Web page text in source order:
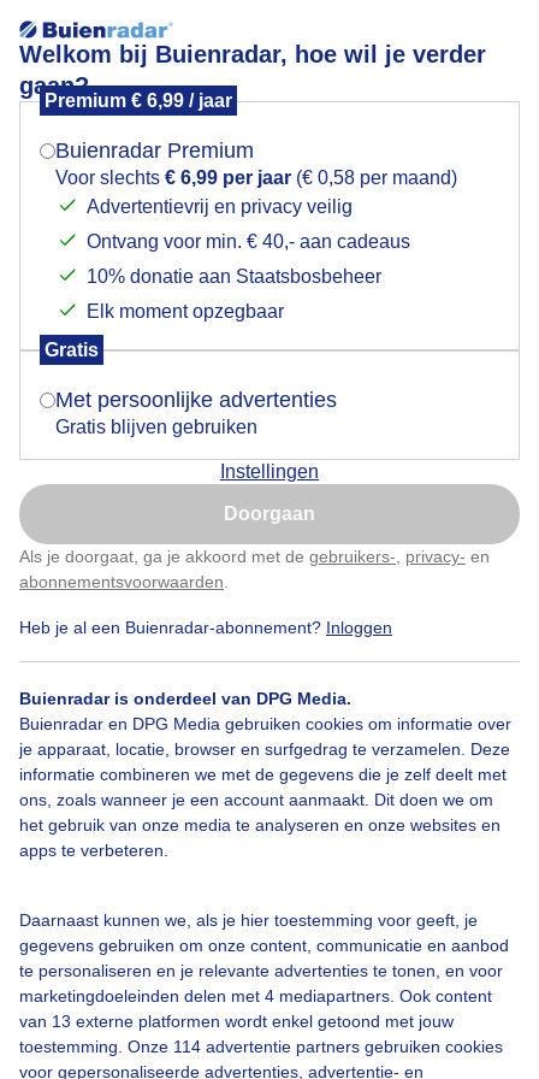
Welkom bij Buienradar, hoe wil je verder
gaan?
Premium € 6,99 / jaar
Buienradar Premium
Voor slechts € 6,99 per jaar (€ 0,58 per maand)
Advertentievrij en privacy veilig
Ontvang voor min. € 40,- aan cadeaus
10% donatie aan Staatsbosbeheer
Elk moment opzegbaar
Gratis
Met persoonlijke advertenties
Gratis blijven gebruiken
Instellingen
Doorgaan
Als je doorgaat, ga je akkoord met de gebruikers- privacy- en
abonnementsvoorwaarden
Heb je al een Buienradar-abonnement? Inloggen
Buienradar is onderdeel van DPG Media.
Buienradar en DPG Media gebruiken cookies om informatie over
je apparaat, locatie, browser en surfgedrag te verzamelen. Deze
informatie combineren we met de gegevens die je zelf deelt met
ons, zoals wanneer je een account aanmaakt. Dit doen we om
het gebruik van onze media te analyseren en onze websites en
apps te verbeteren.
Daarnaast kunnen we, als je hier toestemming voor geeft, je
gegevens gebruiken om onze content, communicatie en aanbod
te personaliseren en je relevante advertenties te tonen, en voor
marketingdoeleinden delen met 4 mediapartners. Ook content
van 13 externe platformen wordt enkel getoond met jouw
toestemming. Onze 114 advertentie partners gebruiken cookies
voor gepersonaliseerde advertenties, advertentie- en
ritmetpaardenwagen
Een moment geduld aub...
Populaire categorieën
Lente
Zomer
Over Buienradar
Bedrijfsgegevens
Veelgestelde vragen
Contact
Toegankelijkheid
Buienradar Team
Privacy beleid
Cookie beleid
Privacy instellingen
Mogen we je locatie gebruiken voor het
Indien je hier nog geen akkoord op hebt gegeven,
verschijnt er zo een pop-up uit je browser waarin
Is goed, toon de popup
Nu niet, misschien later
Klik hierom dit aan te passen